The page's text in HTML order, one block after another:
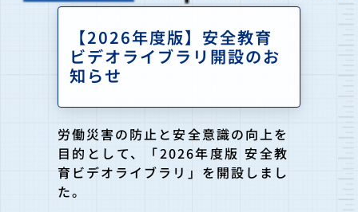
【2026年度版】安全教育
ビデオライブラリ開設のお
知らせ
労働災害の防止と安全意識の向上を
目的として、「2026年度版 安全教
育ビデオライブラリ」を開設しまし
た。